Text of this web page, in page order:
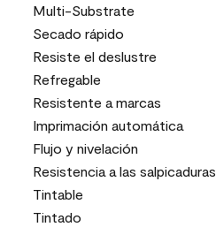
Multi-Substrate
Secado rápido
Resiste el deslustre
Refregable
Resistente a marcas
Imprimación automática
Flujo y nivelación
Resistencia a las salpicaduras
Tintable
Tintado